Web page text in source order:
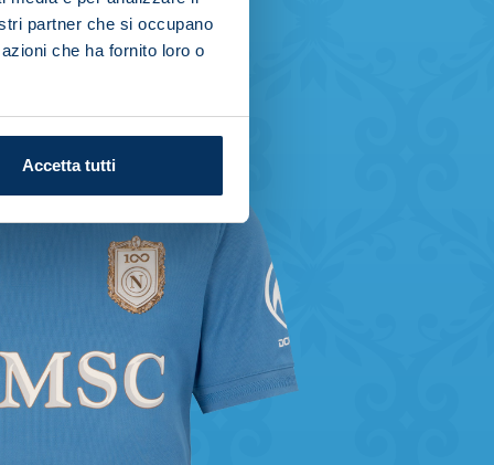
partner che si occupano
che ha fornito loro o
Accetta tutti